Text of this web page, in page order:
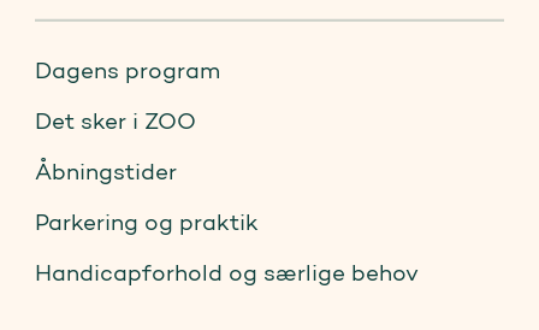
Dagens program
Det sker i ZOO
Åbningstider
Parkering og praktik
Handicapforhold og særlige behov